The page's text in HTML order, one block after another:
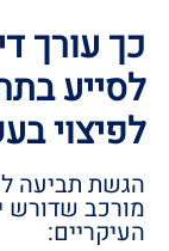
כך עורך
לסייע
לפיצוי
הגשת תביעה
מורכב שדורש
העיקריים: